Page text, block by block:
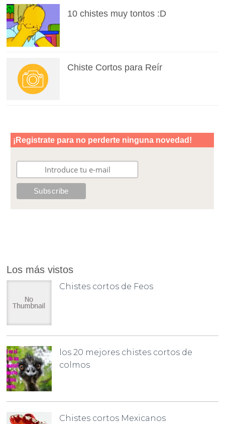
10 chistes muy tontos :D
Chiste Cortos para Reír
Los más vistos
Chistes cortos de Feos
los 20 mejores chistes cortos de
colmos
Chistes cortos Mexicanos